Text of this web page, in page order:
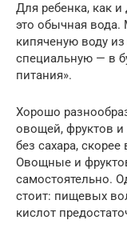
Для ребенка, как
это обычная
кипяченую воду
специальную — в
питания».
Хорошо
овощей, фруктов и
без сахара,
Овощные и
самостоятельно.
стоит: пищевых
кислот